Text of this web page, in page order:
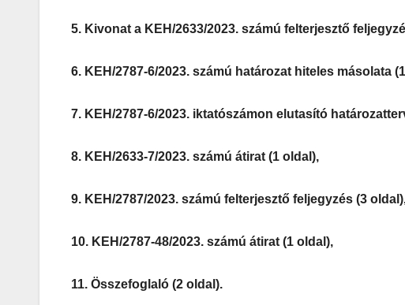
5. Kivonat a KEH/2633/2023. számú felterjesztő
6. KEH/2787-6/2023. számú határozat hiteles másolata
7. KEH/2787-6/2023. iktatószámon elutasító
8. KEH/2633-7/2023. számú átirat (1 oldal),
9. KEH/2787/2023. számú felterjesztő feljegyzés (3
10. KEH/2787-48/2023. számú átirat (1 oldal),
11. Összefoglaló (2 oldal).